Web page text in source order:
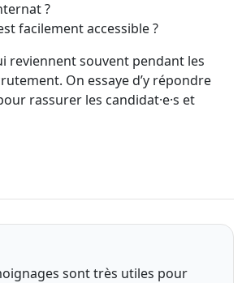
?
facilement accessible ?
reviennent souvent pendant les
On essaye d’y répondre
rassurer les candidat·e·s et
sont très utiles pour